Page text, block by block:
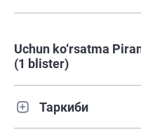
Uchun ko‘rsatma
(1 blister)
Таркиби